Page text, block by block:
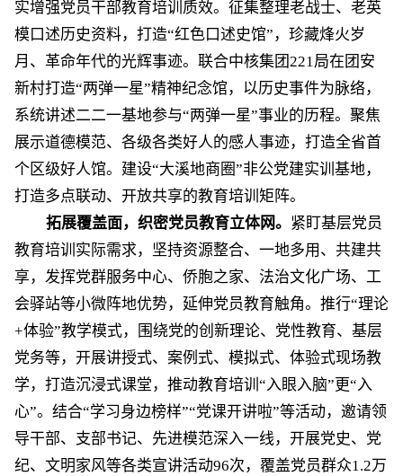
实增强党员干部教育培训质效。征集整理老战士、老英
模口述历史资料，打造“红色口述史馆”，珍藏烽火岁
月、革命年代的光辉事迹。联合中核集团221局在团安
新村打造“两弹一星”精神纪念馆，以历史事件为脉络，
系统讲述二二一基地参与“两弹一星”事业的历程。聚焦
展示道德模范、各级各类好人的感人事迹，打造全省首
个区级好人馆。建设“大溪地商圈”非公党建实训基地，
打造多点联动、开放共享的教育培训矩阵。
拓展覆盖面，织密党员教育立体网。 紧盯基层党员
教育培训实际需求，坚持资源整合、一地多用、共建共
享，发挥党群服务中心、侨胞之家、法治文化广场、工
会驿站等小微阵地优势，延伸党员教育触角。 推行“理论
+体验”教学模式，围绕党的创新理论、党性教育、基层
党务等，开展讲授式、案例式、模拟式、体验式现场教
学，打造沉浸式课堂，推动教育培训“入眼入脑”更“入
心”。 结合“学习身边榜样”“党课开讲啦”等活动，邀请领
导干部、支部书记、先进模范深入一线，开展党史、党
纪、文明家风等各类宣讲活动96次，覆盖党员群众1.2万